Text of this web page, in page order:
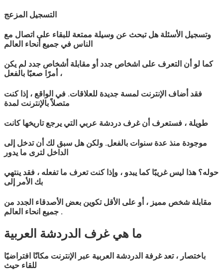
التسجيل المزعج
وتسجيل الأسئلة هل تبحث عن وسيلة ممتعة للبقاء على اتصال مع
الناس في جميع أنحاء العالم
كما لو أن التعرف على اشخاص جدد أو مقابلة أشخاص جدد لم يكن
أمرًا صعبًا بالفعل ،
فقد أضاف الإنترنت لمسة جديدة للعلاقات. في الواقع ، إذا كنت
متصلاً بالإنترنت لمدة
طويلة ، فستعرف أن غرف دردشة عربي التي يرجع تاريخها كانت
موجودة منذ عدة سنوات بالفعل. ولكن هل سبق لك أن تدخل إلى
الداخل لترى ما يدور
حوله؟ هذا ليس غريبًا كما يبدو ، وإذا كنت تعرف ما تفعله ، فقد ينتهي
بك الأمر إلى
مقابلة شخص مميز ، أو على الأقل تكوين بعض الأصدقاء الجدد من
جميع انحاء العالم .
ما هي غرف الدردشة العربية
باختصار ، تعد غرفة الدردشة العربية عبر الإنترنت مكانًا افتراضيًا
للقاء حيث